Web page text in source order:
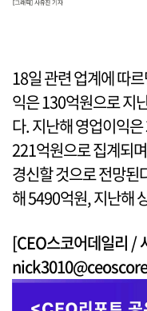
18일 관련 업계에 따
익은 130억원으로 지
다. 지난해 영업이익
221억원으로 집계되
경신할 것으로 전망
해 5490억원, 지난해
[CEO스코어데일리 /